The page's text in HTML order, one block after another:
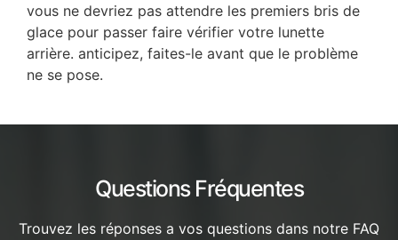
vous ne devriez pas attendre les premiers bris de
glace pour passer faire vérifier votre lunette
arrière. anticipez, faites-le avant que le problème
ne se pose.
Questions Fréquentes
Trouvez les réponses a vos questions dans notre FAQ